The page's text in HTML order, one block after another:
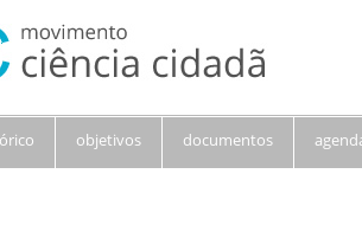
objetivos documentos